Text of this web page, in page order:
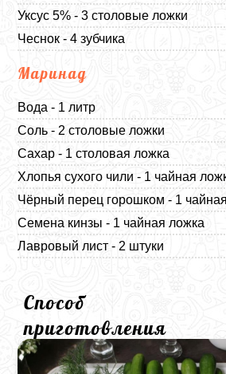
Уксус 5% - 3 столовые ложки
Чеснок - 4 зубчика
Маринад
Вода - 1 литр
Соль - 2 столовые ложки
Сахар - 1 столовая ложка
Хлопья сухого чили - 1 чайная
Чёрный перец горошком - 1
Семена кинзы - 1 чайная ложка
Лавровый лист - 2 штуки
Способ
приготовления